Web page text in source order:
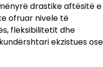
drastike aftësitë e
ofruar nivele të
fleksibilitetit dhe
ekzistues ose